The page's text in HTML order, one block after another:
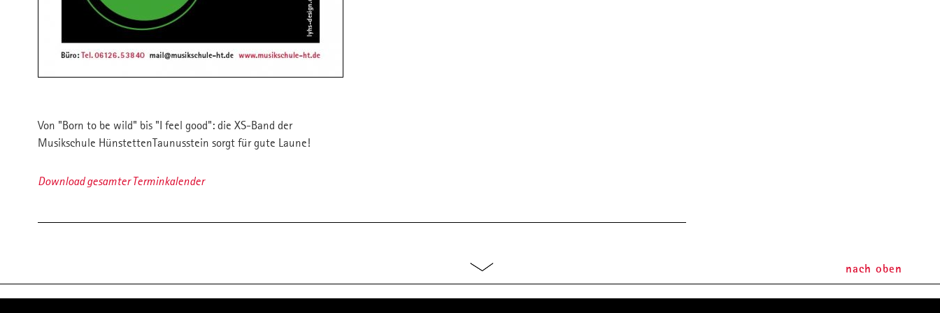
Von "Born to be wild" bis "I feel good": die XS-Band der
Musikschule HünstettenTaunusstein sorgt für gute Laune!
Download gesamter Terminkalender
nach oben